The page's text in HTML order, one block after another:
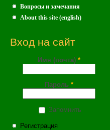
Вопросы и замечания
About this site (english)
Вход на сайт
Имя (почта) *
Пароль *
Запомнить
Регистрация